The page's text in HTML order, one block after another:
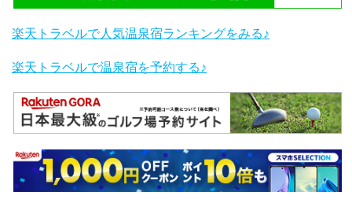
楽天トラベルで人気温泉宿ランキングをみる♪
楽天トラベルで温泉宿を予約する♪